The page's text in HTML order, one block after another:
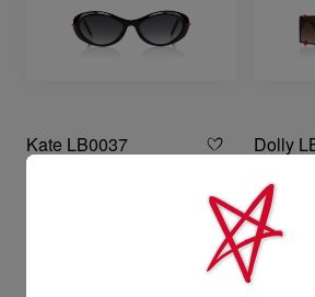
Kate LB0037 Dolly
眼鏡 - 金
NT$